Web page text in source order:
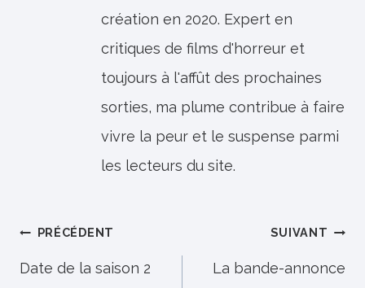
création en 2020. Expert en
critiques de films d'horreur et
toujours à l'affût des prochaines
sorties, ma plume contribue à faire
vivre la peur et le suspense parmi
les lecteurs du site.
Navigation
de
PRÉCÉDENT
Date de la saison 2
SUIVANT
La bande-annonce